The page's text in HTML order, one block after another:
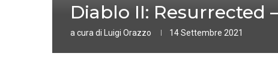
Diablo II: Resurrected
a cura di Luigi Orazzo 14 Settembre 2021